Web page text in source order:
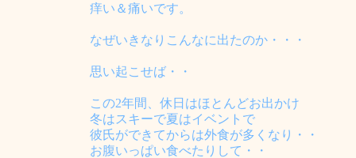
痒い＆痛いです。
なぜいきなりこんなに出たのか・・・
思い起こせば・・
この2年間、休日はほとんどお出かけ
冬はスキーで夏はイベントで
彼氏ができてからは外食が多くなり・・
お腹いっぱい食べたりして・・